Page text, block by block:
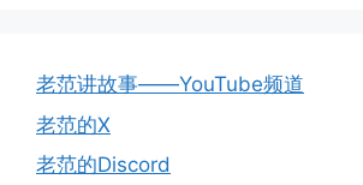
老范讲故事——YouTube频道
老范的X
老范的Discord